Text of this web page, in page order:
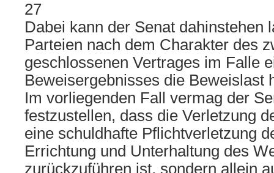
27
Dabei kann der Senat dahinstehen
Parteien nach dem Charakter des
geschlossenen Vertrages im Falle
Beweisergebnisses die Beweislast
Im vorliegenden Fall vermag der
festzustellen, dass die Verletzung
eine schuldhafte Pflichtverletzung
Errichtung und Unterhaltung des
zurückzuführen ist, sondern allein